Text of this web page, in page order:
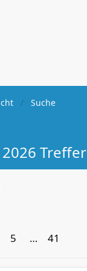
Suche
Treffer
5 … 41